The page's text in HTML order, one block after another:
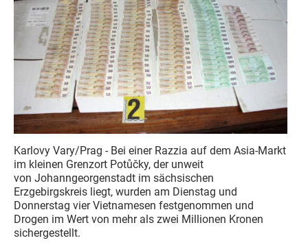
Karlovy Vary/Prag - Bei einer Razzia auf dem Asia-Markt
im kleinen Grenzort Potůčky, der unweit
von Johanngeorgenstadt im sächsischen
Erzgebirgskreis liegt, wurden am Dienstag und
Donnerstag vier Vietnamesen festgenommen und
Drogen im Wert von mehr als zwei Millionen Kronen
sichergestellt.